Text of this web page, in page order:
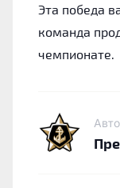
Эта победа
команда
чемпионате.